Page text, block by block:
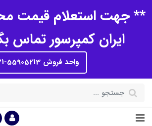
** جهت استعلام قیمت
ایران کمپرسور تماس
واحد فروش 55905213-021